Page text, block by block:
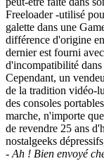
Freeloader -utilisé
galette dans une
différence d'origine
dernier est fourni
d'incompatibilité
Cependant, un
de la tradition vidéo-
des consoles
marche, n'importe
de revendre 25 ans
nostalgeeks
- Ah ! Bien envoyé